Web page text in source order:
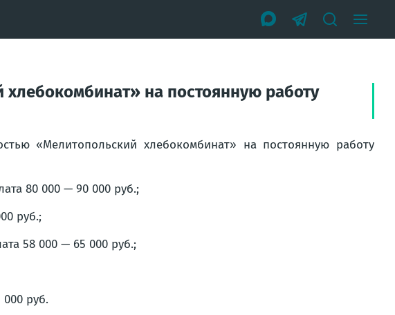
на постоянную работу
«Мелитопольский хлебокомбинат» на постоянную работу
80 000 — 90 000 руб.;
руб.;
58 000 — 65 000 руб.;
руб.